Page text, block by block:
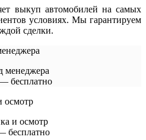
выкуп автомобилей на самых
условиях. Мы гарантируем
сделки.
менеджера
бесплатно
и осмотр
бесплатно